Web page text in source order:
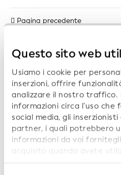
Questo sito web
Usiamo i cookie per
inserzioni, offrire
analizzare il nostro traffico.
informazioni circa l’uso
social media, gli
partner, i quali potrebbero
informazioni da voi
acquisito quando avete
Continuando a utilizzare il
Pagina precedente
Rapporti correlati:
Visualizzazioni
Scaricare Rapporto sui
Data: 2026-07-14